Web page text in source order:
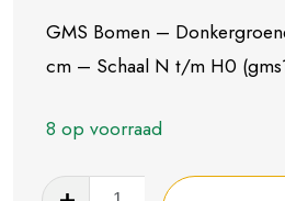
GMS Bomen –
cm – Schaal N t/m H0
8 op voorraad